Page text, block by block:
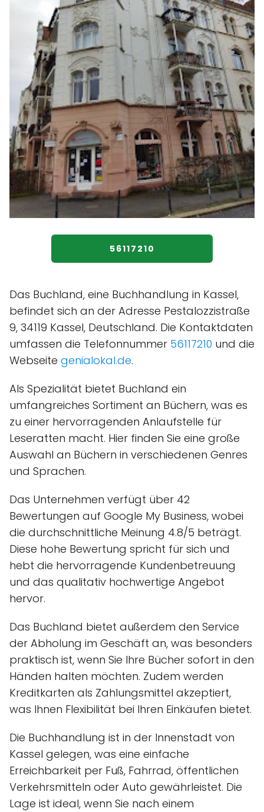
56117210
Das Buchland, eine Buchhandlung in Kassel,
befindet sich an der Adresse Pestalozzistraße
9, 34119 Kassel, Deutschland. Die Kontaktdaten
umfassen die Telefonnummer 56117210 und die
Webseite genialokal.de.
Als Spezialität bietet Buchland ein
umfangreiches Sortiment an Büchern, was es
zu einer hervorragenden Anlaufstelle für
Leseratten macht. Hier finden Sie eine große
Auswahl an Büchern in verschiedenen Genres
und Sprachen.
Das Unternehmen verfügt über 42
Bewertungen auf Google My Business, wobei
die durchschnittliche Meinung 4.8/5 beträgt.
Diese hohe Bewertung spricht für sich und
hebt die hervorragende Kundenbetreuung
und das qualitativ hochwertige Angebot
hervor.
Das Buchland bietet außerdem den Service
der Abholung im Geschäft an, was besonders
praktisch ist, wenn Sie Ihre Bücher sofort in den
Händen halten möchten. Zudem werden
Kreditkarten als Zahlungsmittel akzeptiert,
was Ihnen Flexibilität bei Ihren Einkäufen bietet.
Die Buchhandlung ist in der Innenstadt von
Kassel gelegen, was eine einfache
Erreichbarkeit per Fuß, Fahrrad, öffentlichen
Verkehrsmitteln oder Auto gewährleistet. Die
Lage ist ideal, wenn Sie nach einem